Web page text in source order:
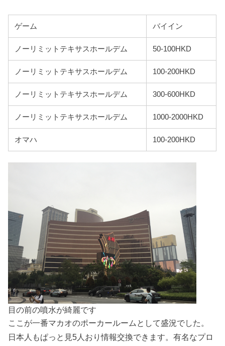
ゲーム バイイン
ノーリミットテキサスホールデム 50-100HKD
ノーリミットテキサスホールデム 100-200HKD
ノーリミットテキサスホールデム 300-600HKD
ノーリミットテキサスホールデム 1000-2000HKD
オマハ 100-200HKD
目の前の噴水が綺麗です
ここが一番マカオのポーカールームとして盛況でした。
日本人もぱっと見5人おり情報交換できます。有名なプロ